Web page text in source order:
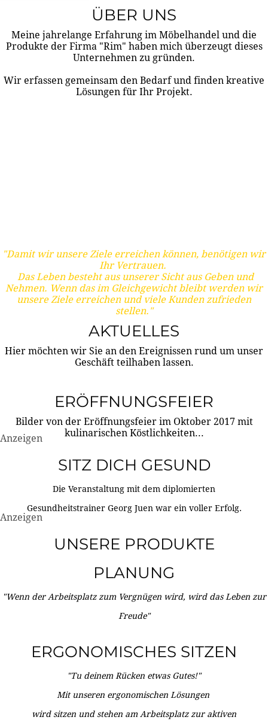
ÜBER UNS
Meine jahrelange Erfahrung im Möbelhandel und die
Produkte der Firma "Rim" haben mich überzeugt dieses
Unternehmen zu gründen.
Wir erfassen gemeinsam den Bedarf und finden kreative
Lösungen für Ihr Projekt.
"Damit wir unsere Ziele erreichen können, benötigen wir
Ihr Vertrauen.
Das Leben besteht aus unserer Sicht aus Geben und
Nehmen. Wenn das im Gleichgewicht bleibt werden wir
unsere Ziele erreichen und viele Kunden zufrieden
stellen."
AKTUELLES
Hier möchten wir Sie an den Ereignissen rund um unser
Geschäft teilhaben lassen.
ERÖFFNUNGSFEIER
Bilder von der Eröffnungsfeier im Oktober 2017 mit
kulinarischen Köstlichkeiten...
Anzeigen
SITZ DICH GESUND
Die Veranstaltung mit dem diplomierten
Gesundheitstrainer Georg Juen war ein voller Erfolg.
Anzeigen
UNSERE PRODUKTE
PLANUNG
"Wenn der Arbeitsplatz zum Vergnügen wird, wird das Leben zur
Freude"
ERGONOMISCHES SITZEN
"Tu deinem Rücken etwas Gutes!"
Mit unseren ergonomischen Lösungen
wird sitzen und stehen am Arbeitsplatz zur aktiven